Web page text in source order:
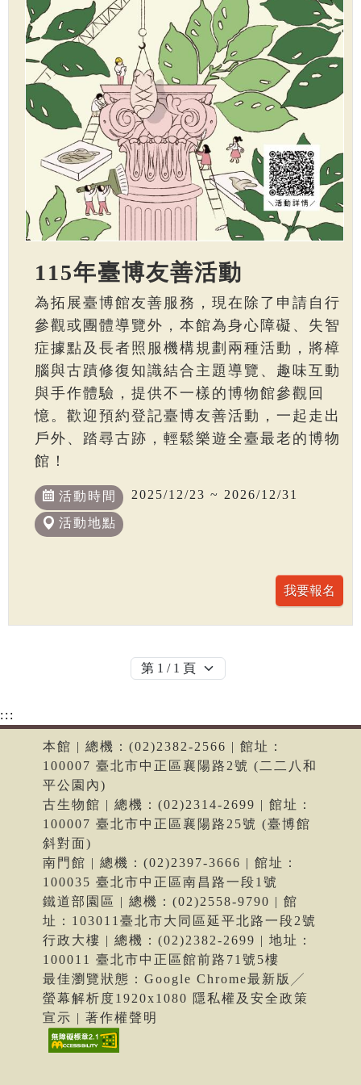
115年臺博友善活動
為拓展臺博館友善服務，現在除了申請自行
參觀或團體導覽外，本館為身心障礙、失智
症據點及長者照服機構規劃兩種活動，將樟
腦與古蹟修復知識結合主題導覽、趣味互動
與手作體驗，提供不一樣的博物館參觀回
憶。歡迎預約登記臺博友善活動，一起走出
戶外、踏尋古跡，輕鬆樂遊全臺最老的博物
館！
活動時間 2025/12/23 ~ 2026/12/31
活動地點
:::
本館 | 總機：(02)2382-2566 | 館址：
100007 臺北市中正區襄陽路2號 (二二八和
平公園內)
古生物館 | 總機：(02)2314-2699 | 館址：
100007 臺北市中正區襄陽路25號 (臺博館
斜對面)
南門館 | 總機：(02)2397-3666 | 館址：
100035 臺北市中正區南昌路一段1號
鐵道部園區 | 總機：(02)2558-9790 | 館
址：103011臺北市大同區延平北路一段2號
行政大樓 | 總機：(02)2382-2699 | 地址：
100011 臺北市中正區館前路71號5樓
最佳瀏覽狀態：Google Chrome最新版╱
螢幕解析度1920x1080 隱私權及安全政策
宣示 | 著作權聲明